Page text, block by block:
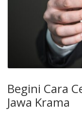
Begini Cara
Jawa Krama